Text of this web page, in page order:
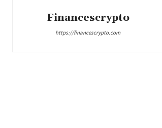
Financescrypto
https://financescrypto.com